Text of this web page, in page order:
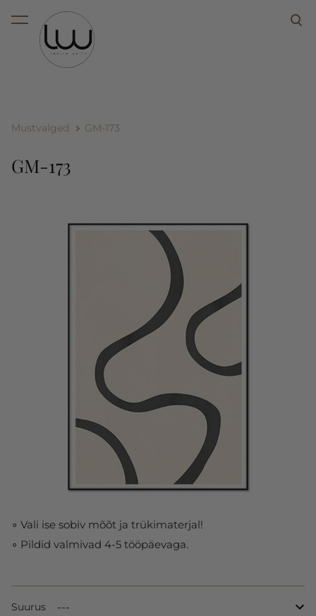
lisati ostukorvi.
Mustvalged GM-173
GM-173
∘ Vali ise sobiv mõõt ja trükimaterjal!
∘ Pildid valmivad 4-5 tööpäevaga.
Suurus